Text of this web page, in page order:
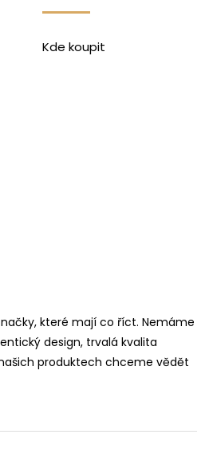
Kde koupit
které mají co říct. Nemáme
design, trvalá kvalita
produktech chceme vědět